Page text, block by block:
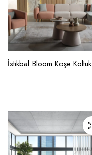
İstikbal Bloom Köşe Koltuk